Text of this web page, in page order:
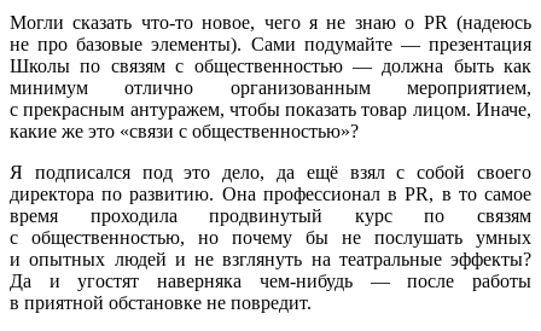
Могли сказать что-то новое, чего я не знаю о PR (надеюсь
не про базовые элементы). Сами подумайте — презентация
Школы по связям с общественностью — должна быть как
минимум отлично организованным мероприятием,
с прекрасным антуражем, чтобы показать товар лицом. Иначе,
какие же это «связи с общественностью»?
Я подписался под это дело, да ещё взял с собой своего
директора по развитию. Она профессионал в PR, в то самое
время проходила продвинутый курс по связям
с общественностью, но почему бы не послушать умных
и опытных людей и не взглянуть на театральные эффекты?
Да и угостят наверняка чем-нибудь — после работы
в приятной обстановке не повредит.